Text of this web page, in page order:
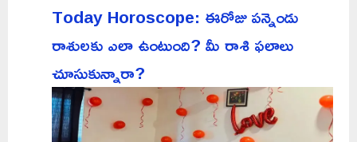
Today Horoscope: ఈరోజు పన్నెండు
రాశులకు ఎలా ఉంటుంది? మీ రాశి ఫలాలు
చూసుకున్నారా?